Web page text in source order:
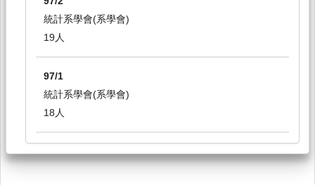
統計系學會(系學會)
19人
97/1
統計系學會(系學會)
18人